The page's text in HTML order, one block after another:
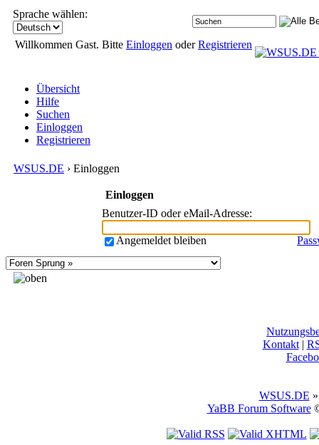
Sprache wählen:
Willkommen Gast. Bitte Einloggen oderRegistrieren
Übersicht
Hilfe
Suchen
Einloggen
Registrieren
WSUS.DE › Einloggen
Einloggen
Benutzer-ID oder eMail-Adresse:
Angemeldet bleiben
Kontakt|
WSUS.DE
YaBB Forum Software©